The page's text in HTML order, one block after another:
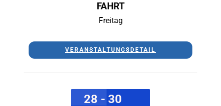
FAHRT
Freitag
VERANSTALTUNGSDETAIL
28 - 30